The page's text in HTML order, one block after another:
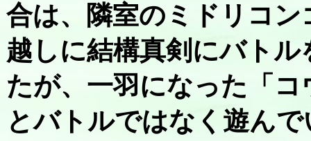
合は、隣室のミドリコ
越しに結構真剣にバト
たが、一羽になった「
とバトルではなく遊ん